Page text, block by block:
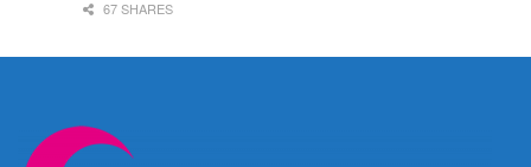
67 SHARES